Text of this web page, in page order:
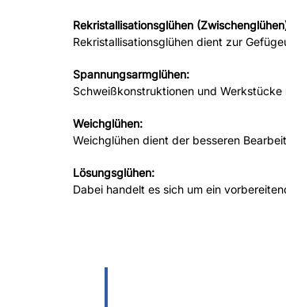
Rekristallisationsglühen
Rekristallisationsglühen dient zur
Spannungsarmglühen:
Schweißkonstruktionen und
Weichglühen:
Weichglühen dient der besseren
Lösungsglühen:
Dabei handelt es sich um ein